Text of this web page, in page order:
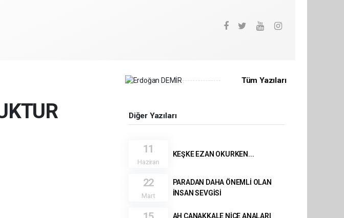
Tüm Yazıları
Diğer Yazıları
11
Haziran
KEŞKE EZAN OKURKEN...
22
Mart
PARADAN DAHA ÖNEMLİ OLAN
İNSAN SEVGİSİ
AH ÇANAKKALE NİCE ANALARI